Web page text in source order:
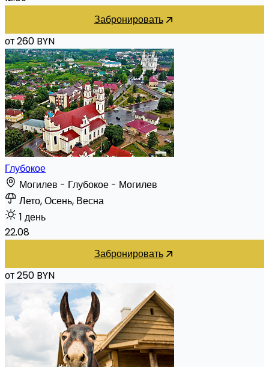
Забронировать
от 260 BYN
Глубокое
Могилев - Глубокое - Могилев
Лето, Осень, Весна
1 день
22.08
Забронировать
от 250 BYN